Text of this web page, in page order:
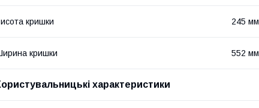
кришки 245 мм
кришки 552 мм
характеристики